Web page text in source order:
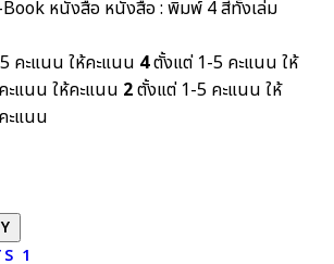
Book หนังสือ หนังสือ : พิมพ์ 4 สีทั้งเล่ม
คะแนน ให้คะแนน 4ตั้งแต่ 1-5 คะแนน ให้
ะแนน ให้คะแนน 2ตั้งแต่ 1-5 คะแนน ให้
ะแนน
1